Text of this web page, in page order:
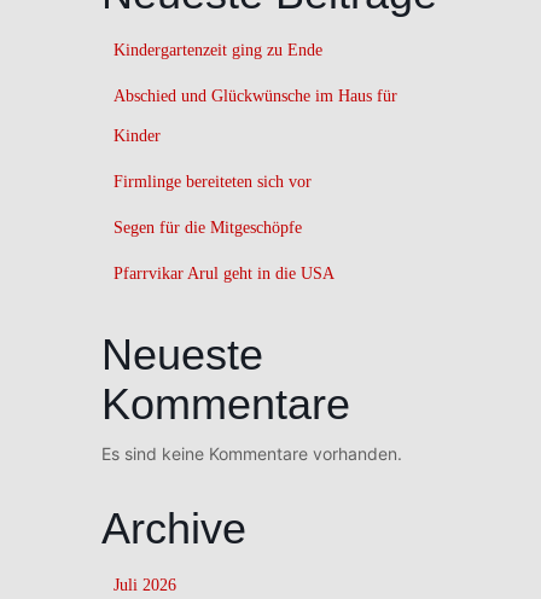
Kindergartenzeit ging zu Ende
Abschied und Glückwünsche im Haus für
Kinder
Firmlinge bereiteten sich vor
Segen für die Mitgeschöpfe
Pfarrvikar Arul geht in die USA
Neueste
Kommentare
Es sind keine Kommentare vorhanden.
Archive
Juli 2026